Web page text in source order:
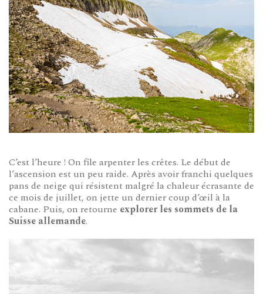
C’est l’heure ! On file arpenter les crêtes. Le début de
l’ascension est un peu raide. Après avoir franchi quelques
pans de neige qui résistent malgré la chaleur écrasante de
ce mois de juillet, on jette un dernier coup d’œil à la
cabane. Puis, on retourne explorer les sommets de la
Suisse allemande.